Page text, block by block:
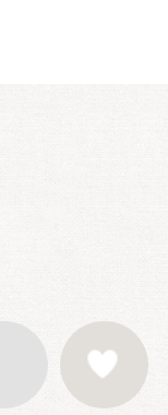
お気に入りに登